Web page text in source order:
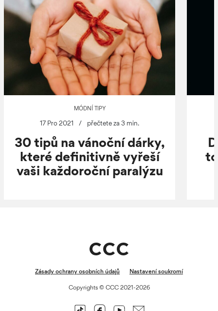
MÓDNÍ TIPY
17 Pro 2021 / přečtete za 3 min.
30 tipů na vánoční dárky,
které definitivně vyřeší
vaši každoroční paralýzu
Zásady ochrany osobních údajů Nastavení soukromí
Copyrights © CCC 2021-2026